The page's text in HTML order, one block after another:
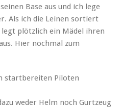
Base aus und ich lege
Als ich die Leinen sortiert
plötzlich ein Mädel ihren
Hier nochmal zum
startbereiten Piloten
weder Helm noch Gurtzeug